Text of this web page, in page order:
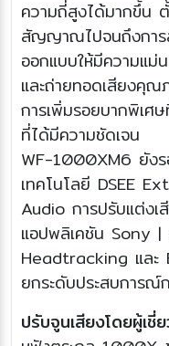
ความถี่สูงได้มากขึ้น
สัญญาณไปจนถึงการ
ออกแบบให้มีความแม่
และถ่ายทอดเสียงคุ
การเพิ่มรอยบากพิเศ
ที่ได้มีความชัดเจน
WF-1000XM6 ยัง
เทคโนโลยี DSEE
Audio การปรับแต่ง
แอปพลิเคชัน Sony
Headtracking แล
ยกระดับประสบการณ์
ปรับจูนเสียงโดยผู้เชี่